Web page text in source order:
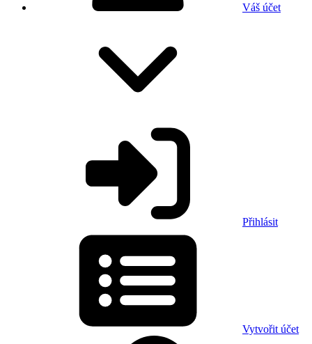
Váš účet
Přihlásit
Vytvořit účet